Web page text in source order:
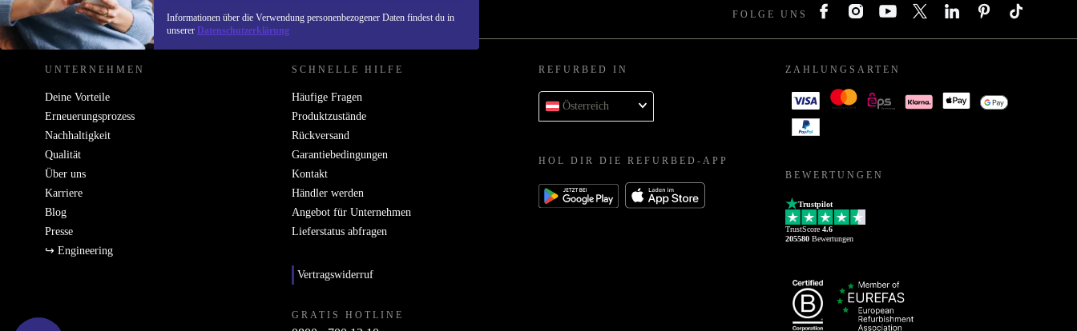
Informationen über die Verwendung personenbezogener Daten findest du in
unserer Datenschutzerklärung
REFURBED ÖSTERREICH - RETHINK NEW. FOLGE UNS
UNTERNEHMEN
Deine Vorteile
Erneuerungsprozess
Nachhaltigkeit
Qualität
Über uns
Karriere
Blog
Presse
↪ Engineering
SCHNELLE HILFE
Häufige Fragen
Produktzustände
Rückversand
Garantiebedingungen
Kontakt
Händler werden
Angebot für Unternehmen
Lieferstatus abfragen
Vertragswiderruf
GRATIS HOTLINE
REFURBED IN
Österreich
HOL DIR DIE REFURBED-APP
ZAHLUNGSARTEN
BEWERTUNGEN
Trustpilot
TrustScore 4.6
205580 Bewertungen